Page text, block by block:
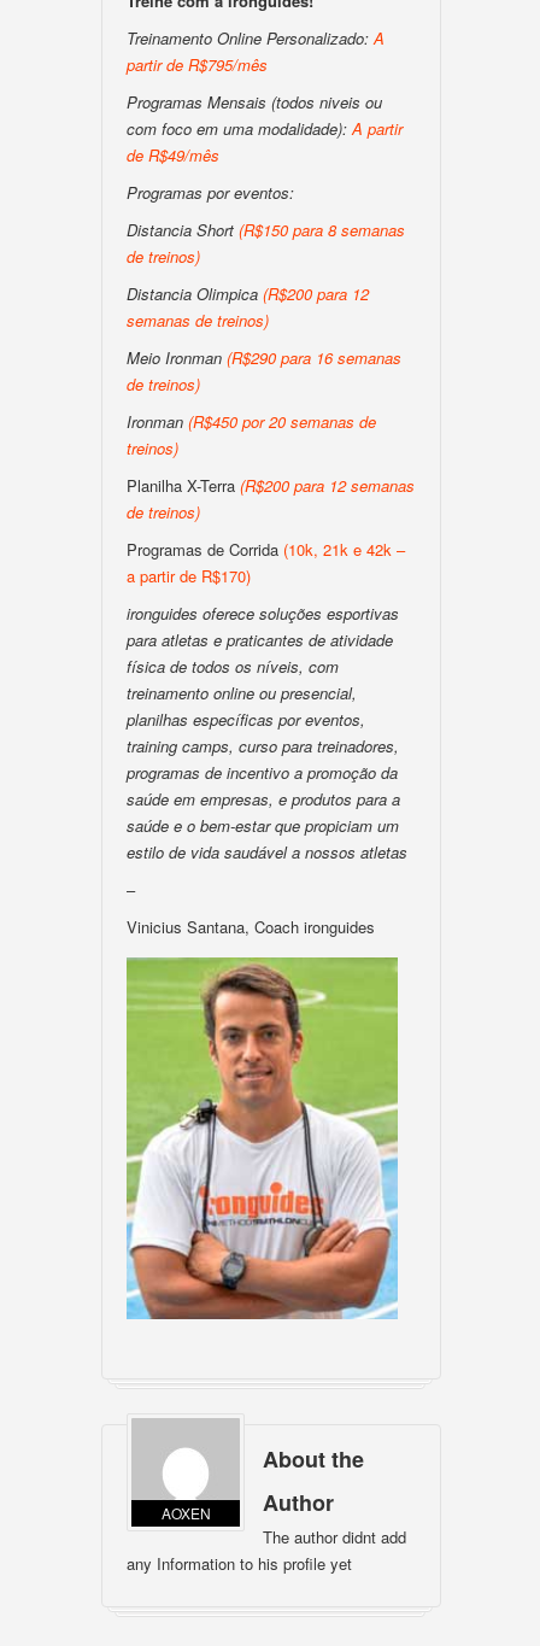
Treinamento Online Personalizado:A
partir de R$795/mês
Programas Mensais (todos niveis ou
com foco em uma modalidade):A partir
de R$49/mês
Programas por eventos:
Distancia Short (R$150 para 8 semanas
de treinos)
Distancia Olimpica (R$200 para 12
semanas de treinos)
Meio Ironman (R$290 para 16 semanas
de treinos)
Ironman (R$450 por 20 semanas de
treinos)
Planilha X-Terra (R$200 para 12 semanas
de treinos)
Programas de Corrida (10k, 21k e 42k –
a partir de R$170)
ironguides oferece soluções esportivas
para atletas e praticantes de atividade
física de todos os níveis, com
treinamento online ou presencial,
planilhas específicas por eventos,
training camps, curso para treinadores,
programas de incentivo a promoção da
saúde em empresas, e produtos para a
saúde e o bem-estar que propiciam um
estilo de vida saudável a nossos atletas
–
Vinicius Santana, Coach ironguides
AOXEN
About the
Author
The author didnt add
any Information to his profile yet